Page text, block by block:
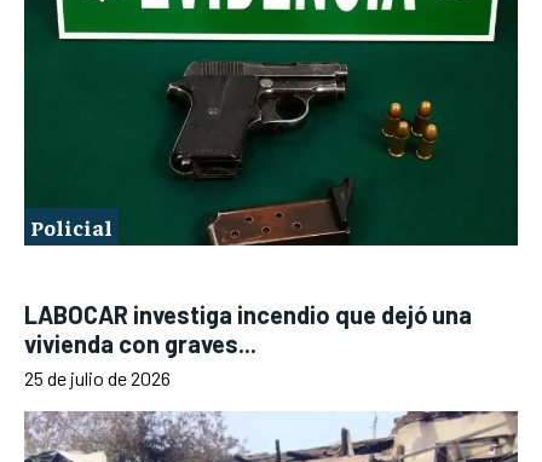
Policial
LABOCAR investiga incendio que dejó una
vivienda con graves...
25 de julio de 2026